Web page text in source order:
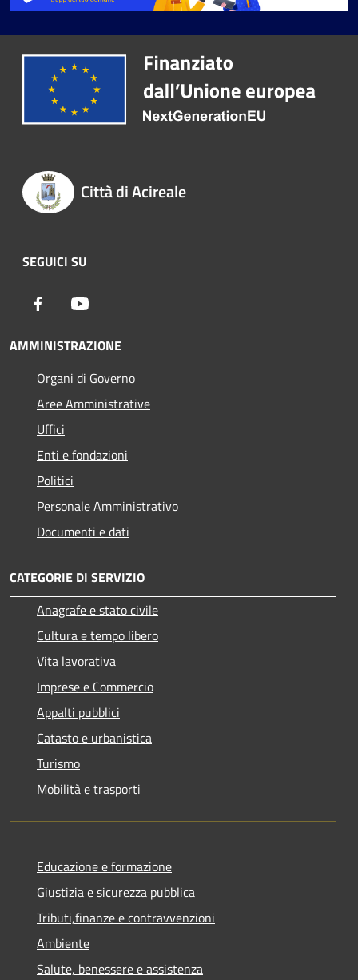
Città di Acireale
SEGUICI SU
Facebook
AMMINISTRAZIONE
Organi di Governo
Aree Amministrative
Uffici
Enti e fondazioni
Politici
Personale Amministrativo
Documenti e dati
CATEGORIE DI SERVIZIO
Anagrafe e stato civile
Cultura e tempo libero
Vita lavorativa
Imprese e Commercio
Appalti pubblici
Catasto e urbanistica
Turismo
Mobilità e trasporti
Educazione e formazione
Giustizia e sicurezza pubblica
Tributi,finanze e contravvenzioni
Ambiente
Salute, benessere e assistenza